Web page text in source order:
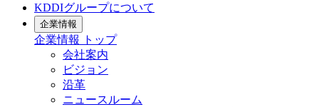
KDDIグループについて
企業情報
企業情報
トップ
会社案内
ビジョン
沿革
ニュースルーム